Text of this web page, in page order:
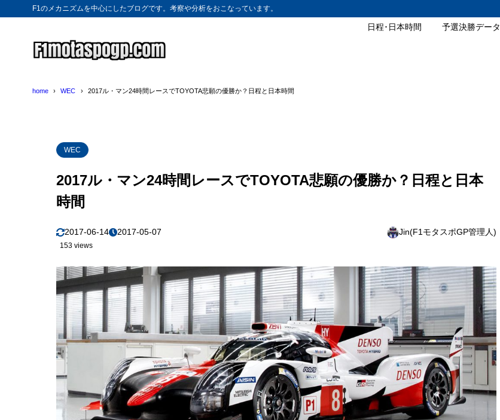
F1のメカニズムを中心にしたブログです。考察や分析をおこなっています。
日程･日本時間 予選決勝データ
home WEC 2017ル・マン24時間レースでTOYOTA悲願の優勝か？日程と日本時間
WEC
2017ル・マン24時間レースでTOYOTA悲願の優勝か？日程と日本
時間
2017-06-14 2017-05-07 Jin(F1モタスポGP管理人)
153 views